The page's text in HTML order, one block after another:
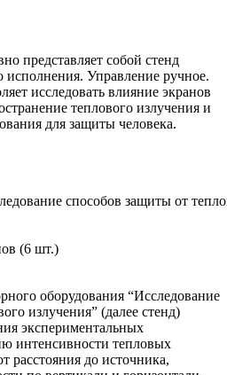
представляет собой стенд
исполнения. Управление ручное.
исследовать влияние экранов
теплового излучения и
для защиты человека.
способов защиты от
(6 шт.)
оборудования “Исследование
излучения” (далее стенд)
экспериментальных
интенсивности тепловых
расстояния до источника,